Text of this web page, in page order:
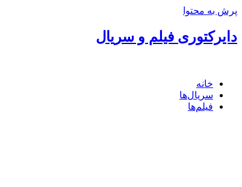
پرش به محتوا
دایرکتوری فیلم و سریال
خانه
سریال‌ها
فیلم‌ها